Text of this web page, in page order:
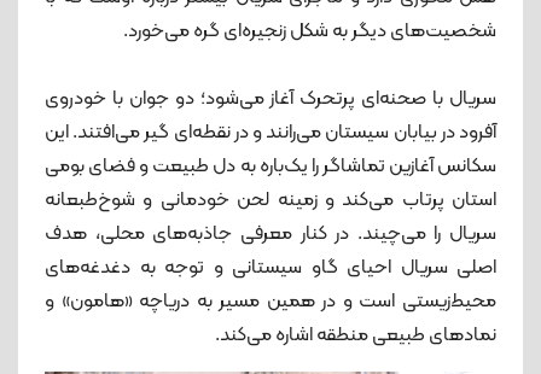
شخصیت‌های دیگر به شکل زنجیره‌ای گره می‌خورد.
سریال با صحنه‌ای پرتحرک آغاز می‌شود؛ دو جوان با خودروی
آفرود در بیابان سیستان می‌رانند و در نقطه‌ای گیر می‌افتند. این
سکانس آغازین تماشاگر را یک‌باره به دل طبیعت و فضای بومی
استان پرتاب می‌کند و زمینه لحن خودمانی و شوخ‌طبعانه
سریال را می‌چیند. در کنار معرفی جاذبه‌های محلی، هدف
اصلی سریال احیای گاو سیستانی و توجه به دغدغه‌های
محیط‌زیستی است و در همین مسیر به دریاچه «هامون» و
نمادهای طبیعی منطقه اشاره می‌کند.